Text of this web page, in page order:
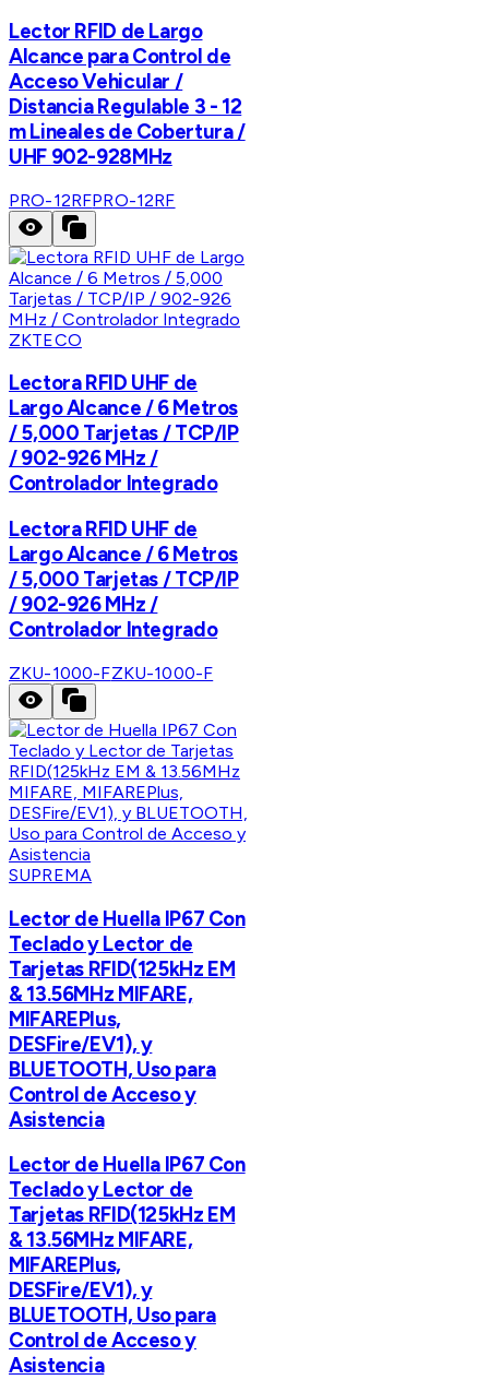
Lector RFID de Largo
Alcance para Control de
Acceso Vehicular /
Distancia Regulable 3 - 12
m Lineales de Cobertura /
UHF 902-928MHz
PRO-12RFPRO-12RF
ZKTECO
Lectora RFID UHF de
Largo Alcance / 6 Metros
/ 5,000 Tarjetas / TCP/IP
/ 902-926 MHz /
Controlador Integrado
Lectora RFID UHF de
Largo Alcance / 6 Metros
/ 5,000 Tarjetas / TCP/IP
/ 902-926 MHz /
Controlador Integrado
ZKU-1000-FZKU-1000-F
SUPREMA
Lector de Huella IP67 Con
Teclado y Lector de
Tarjetas RFID(125kHz EM
& 13.56MHz MIFARE,
MIFAREPlus,
DESFire/EV1), y
BLUETOOTH, Uso para
Control de Acceso y
Asistencia
Lector de Huella IP67 Con
Teclado y Lector de
Tarjetas RFID(125kHz EM
& 13.56MHz MIFARE,
MIFAREPlus,
DESFire/EV1), y
BLUETOOTH, Uso para
Control de Acceso y
Asistencia